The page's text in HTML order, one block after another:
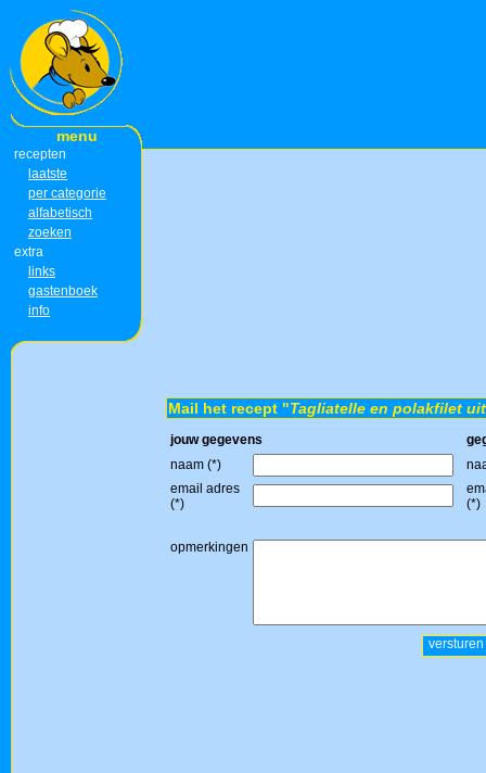
menu
recepten
laatste
per categorie
alfabetisch
zoeken
extra
links
gastenboek
info
Mail het recept "Tagliatelle en polakfilet
jouw gegevens
naam (*)
email adres
(*)
(*)
opmerkingen